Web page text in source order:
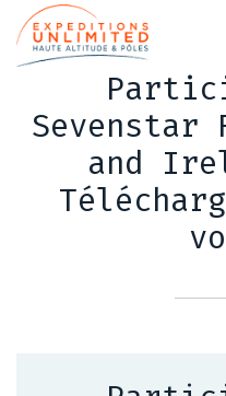
Aller
au
contenu
Sevenstar
and